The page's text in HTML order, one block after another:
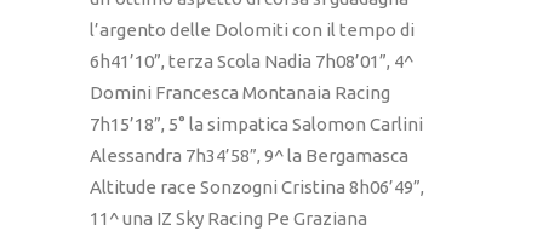
l’argento delle Dolomiti con il tempo di
6h41’10”, terza Scola Nadia 7h08’01”, 4^
Domini Francesca Montanaia Racing
7h15’18”, 5° la simpatica Salomon Carlini
Alessandra 7h34’58”, 9^ la Bergamasca
Altitude race Sonzogni Cristina 8h06’49”,
11^ una IZ Sky Racing Pe Graziana